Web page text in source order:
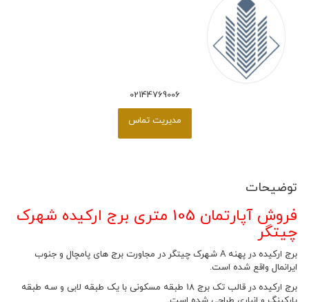
02144769006
مدیریت تماس
توضیحات
فروش آپارتمان 105 متری برج ارکیده شهرک
چیتگر
برج ارکیده در پهنه A شهرک چیتگر در مجاورت برج های پامچال و جنوب
ایرانمال واقع شده است.
برج ارکیده در قالب تک برج 18 طبقه مسکونی با یک طبقه لابی و سه طبقه